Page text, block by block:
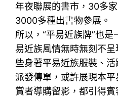
年夜聯展的書市，30多
3000多種出書物參展。
所以，“平易近族牌”也
易近族風情無時無刻不
些身著平易近族服裝、
派發傳單，或許展現本
賞者導購留影，都引得